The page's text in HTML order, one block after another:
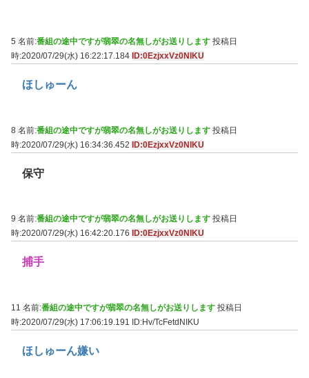
5 名前:番組の途中ですが翡翠の名無しがお送りします 投稿日
時:2020/07/29(水) 16:22:17.184 ID:0EzjxxVz0NIKU
ほしゅーん
8 名前:番組の途中ですが翡翠の名無しがお送りします 投稿日
時:2020/07/29(水) 16:34:36.452 ID:0EzjxxVz0NIKU
保守
9 名前:番組の途中ですが翡翠の名無しがお送りします 投稿日
時:2020/07/29(水) 16:42:20.176
ID:0EzjxxVz0NIKU
捕手
11 名前:番組の途中ですが翡翠の名無しがお送りします 投稿日
時:2020/07/29(水) 17:06:19.191 ID:Hv/TcFetdNIKU
ほしゅーん嫌い